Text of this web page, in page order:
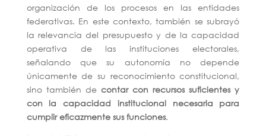
organización de los procesos en las entidades
federativas. En este contexto, también se subrayó
la relevancia del presupuesto y de la capacidad
operativa de las instituciones electorales,
señalando que su autonomía no depende
únicamente de su reconocimiento constitucional,
sino también de contar con recursos suficientes y
con la capacidad institucional necesaria para
cumplir eficazmente sus funciones.